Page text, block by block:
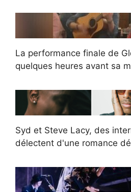
La performance finale de
quelques heures avant sa
Syd et Steve Lacy, des
délectent d'une romance